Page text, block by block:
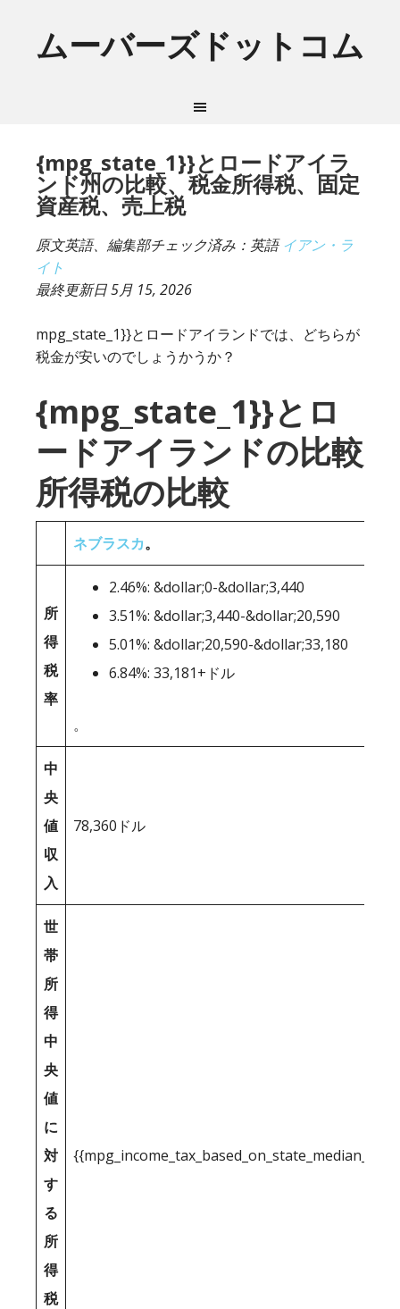
ムーバーズドットコム
{mpg_state_1}}とロードアイラ
ンド州の比較、税金所得税、固定
資産税、売上税
原文英語、編集部チェック済み：英語イアン・ラ
イト
最終更新日5月 15, 2026
mpg_state_1}}とロードアイランドでは、どちらが
税金が安いのでしょうかうか？
{mpg_state_1}}とロ
ードアイランドの比較
所得税の比較
ネブラスカ。
所
得
税
率
2.46%: &dollar;0-&dollar;3,440
3.51%: &dollar;3,440-&dollar;20,590
5.01%: &dollar;20,590-&dollar;33,180
6.84%: 33,181+ドル
。
中
央
値
収
入
78,360ドル
世
帯
所
得
中
央
値
に
対
す
る
所
得
税